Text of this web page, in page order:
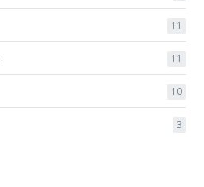
11
11
10
3